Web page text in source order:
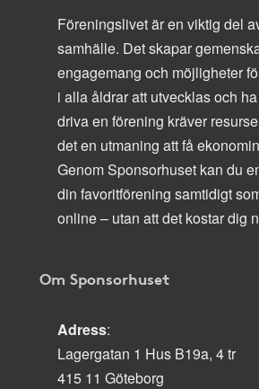
Föreningslivet är en viktig del
samhälle. Det skapar
engagemang och möjligheter
i alla åldrar att utvecklas och
driva en förening kräver
det en utmaning att få
Genom Sponsorhuset kan du
din favoritförening samtidigt
online – utan att det kostar dig
Om Sponsorhuset
Adress:
Lagergatan 1 Hus B19a, 4 tr
415 11 Göteborg